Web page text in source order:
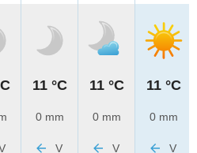
11 °C
0 mm
V
11 °C
0 mm
V
11 °C
0 mm
V